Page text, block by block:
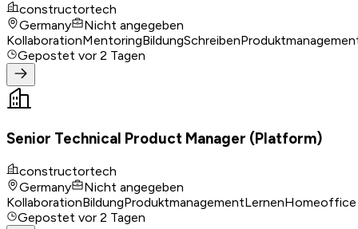
constructortech
Germany
Nicht angegeben
KollaborationMentoringBildungSchreiben
Gepostet vor 2 Tagen
Senior Technical Product Manager (Platform)
constructortech
Germany
Nicht angegeben
KollaborationBildungProduktmanagementLernenHomeoffice
Gepostet vor 2 Tagen